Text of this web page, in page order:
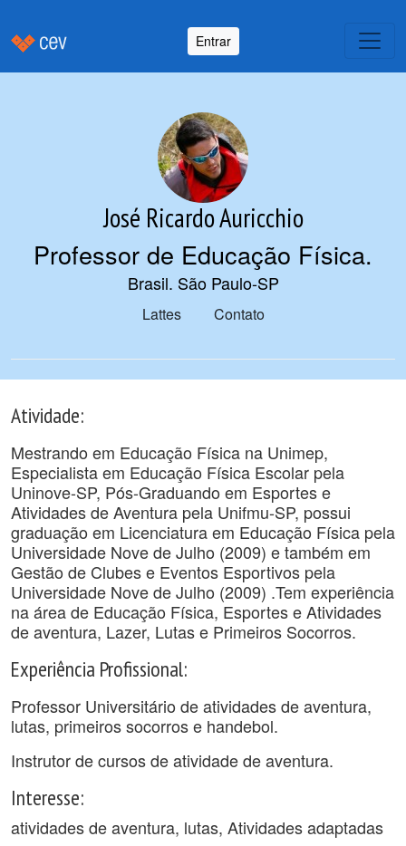
Entrar
José Ricardo Auricchio
Professor de Educação Física.
Brasil. São Paulo-SP
Lattes Contato
Atividade:
Mestrando em Educação Física na Unimep,
Especialista em Educação Física Escolar pela
Uninove-SP, Pós-Graduando em Esportes e
Atividades de Aventura pela Unifmu-SP, possui
graduação em Licenciatura em Educação Física pela
Universidade Nove de Julho (2009) e também em
Gestão de Clubes e Eventos Esportivos pela
Universidade Nove de Julho (2009) .Tem experiência
na área de Educação Física, Esportes e Atividades
de aventura, Lazer, Lutas e Primeiros Socorros.
Experiência Profissional:
Professor Universitário de atividades de aventura,
lutas, primeiros socorros e handebol.
Instrutor de cursos de atividade de aventura.
Interesse:
atividades de aventura, lutas, Atividades adaptadas